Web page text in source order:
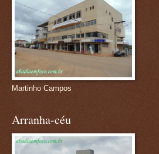
Martinho Campos
Arranha-céu